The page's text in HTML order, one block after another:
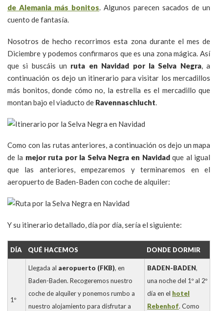
de Alemania más bonitos. Algunos parecen sacados de un
cuento de fantasía.
Nosotros de hecho recorrimos esta zona durante el mes de
Diciembre y podemos confirmaros que es una zona mágica. Así
que si buscáis un ruta en Navidad por la Selva Negra, a
continuación os dejo un itinerario para visitar los mercadillos
más bonitos, donde cómo no, la estrella es el mercadillo que
montan bajo el viaducto de Ravennaschlucht.
Como con las rutas anteriores, a continuación os dejo un mapa
de la mejor ruta por la Selva Negra en Navidadque al igual
que las anteriores, empezaremos y terminaremos en el
aeropuerto de Baden-Baden con coche de alquiler:
Y su itinerario detallado, día por día, sería el siguiente:
DÍA QUÉ HACEMOS DONDE DORMIR
1º
Llegada al aeropuerto (FKB), en
Baden-Baden. Recogeremos nuestro
coche de alquiler y ponemos rumbo a
nuestro alojamiento para disfrutar a
BADEN-BADEN,
una noche del 1º al 2º
día en el hotel
Rebenhof. Como